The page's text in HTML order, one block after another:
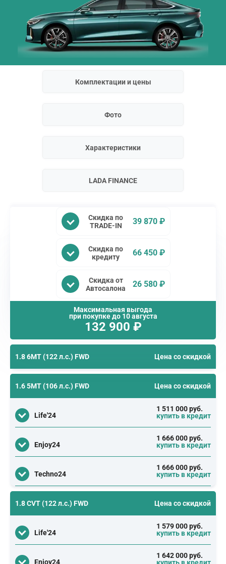
Комплектации и цены
Фото
Характеристики
LADA FINANCE
Скидка по
TRADE-IN
39 870 ₽
Скидка по
кредиту
66 450 ₽
Скидка от
Автосалона
26 580 ₽
Максимальная выгода
при покупке до 10 августа
132 900 ₽
1.8 6MT (122 л.с.) FWD Цена со скидкой
1.6 5MT (106 л.с.) FWD Цена со скидкой
Life'24
1 511 000 руб.
купить в кредит
Enjoy24
1 666 000 руб.
купить в кредит
Techno24
1 666 000 руб.
купить в кредит
1.8 CVT (122 л.с.) FWD Цена со скидкой
Life'24
1 579 000 руб.
купить в кредит
Enjoy24
1 642 000 руб.
купить в кредит